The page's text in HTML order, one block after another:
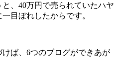
、40万円で売られていたハヤ
目ぼれしたからです。
ば、6つのブログができあが